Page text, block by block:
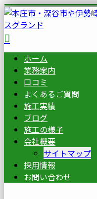
ホーム
業務案内
口コミ
よくあるご質問
施工実績
ブログ
施工の様子
会社概要
サイトマップ
採用情報
お問い合わせ